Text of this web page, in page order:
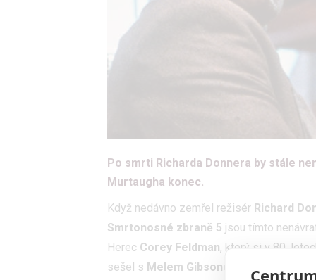
Po smrti Richarda Donnera by stále
Murtaugha konec.
Když nedávno zemřel režisér Richard
Smrtonosné zbraně 5 jsou tímto
Herec Corey Feldman, který si v 80.
sešel s Melem Gibsonem
a vzpomínali